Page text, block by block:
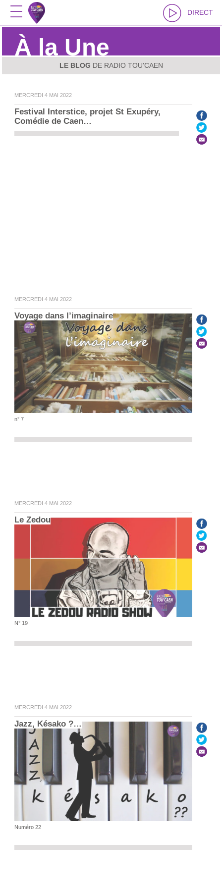
DIRECT
À la Une
LE BLOG DE RADIO TOU'CAEN
MERCREDI 4 MAI 2022
Festival Interstice, projet St Exupéry,
Comédie de Caen…
Le Labo n° 108
MERCREDI 4 MAI 2022
Voyage dans l’imaginaire
n° 7
MERCREDI 4 MAI 2022
Le Zedou
N° 19
MERCREDI 4 MAI 2022
Jazz, Késako ?…
Numéro 22